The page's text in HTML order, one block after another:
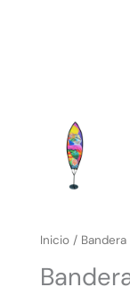
Inicio / Bandera